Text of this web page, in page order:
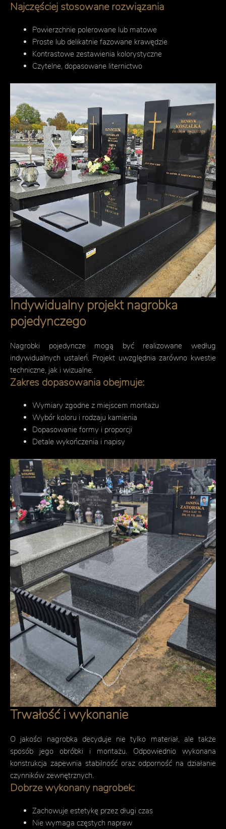
Najczęściej stosowane rozwiązania
Powierzchnie polerowane lub matowe
Proste lub delikatnie fazowane krawędzie
Kontrastowe zestawienia kolorystyczne
Czytelne, dopasowane liternictwo
Indywidualny projekt nagrobka
pojedynczego
Nagrobki pojedyncze mogą być realizowane według
indywidualnych ustaleń. Projekt uwzględnia zarówno kwestie
techniczne, jak i wizualne.
Zakres dopasowania obejmuje:
Wymiary zgodne z miejscem montażu
Wybór koloru i rodzaju kamienia
Dopasowanie formy i proporcji
Detale wykończenia i napisy
Trwałość i wykonanie
O jakości nagrobka decyduje nie tylko materiał, ale także
sposób jego obróbki i montażu. Odpowiednio wykonana
konstrukcja zapewnia stabilność oraz odporność na działanie
czynników zewnętrznych.
Dobrze wykonany nagrobek:
Zachowuje estetykę przez długi czas
Nie wymaga częstych napraw